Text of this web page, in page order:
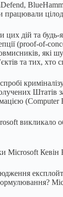
дій та будь-
(proof-of-
які
та тих, хто
Штатів
(Computer
викликало
Microsoft Кевін